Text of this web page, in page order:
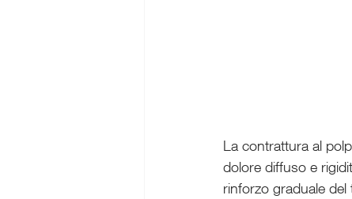
La contrattura al
dolore diffuso e
rinforzo graduale del